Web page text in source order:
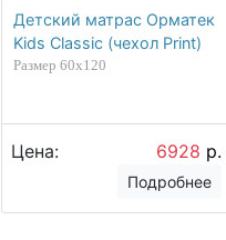
Детский матрас Орматек
Kids Classic (чехол Print)
Размер 60х120
Цена: 6928 р.
Подробнее